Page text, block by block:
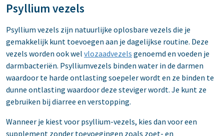
Psyllium vezels
Psyllium vezels zijn natuurlijke oplosbare vezels die je
gemakkelijk kunt toevoegen aan je dagelijkse routine. Deze
vezels worden ook wel vlozaadvezels genoemd en voeden je
darmbacteriën. Psylliumvezels binden water in de darmen
waardoor te harde ontlasting soepeler wordt en ze binden te
dunne ontlasting waardoor deze steviger wordt. Je kunt ze
gebruiken bij diarree en verstopping.
Wanneer je kiest voor psyllium-vezels, kies dan voor een
supplement zonder toevoegingen zoals zoet- en